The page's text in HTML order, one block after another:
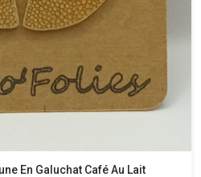
En Galuchat Café Au Lait